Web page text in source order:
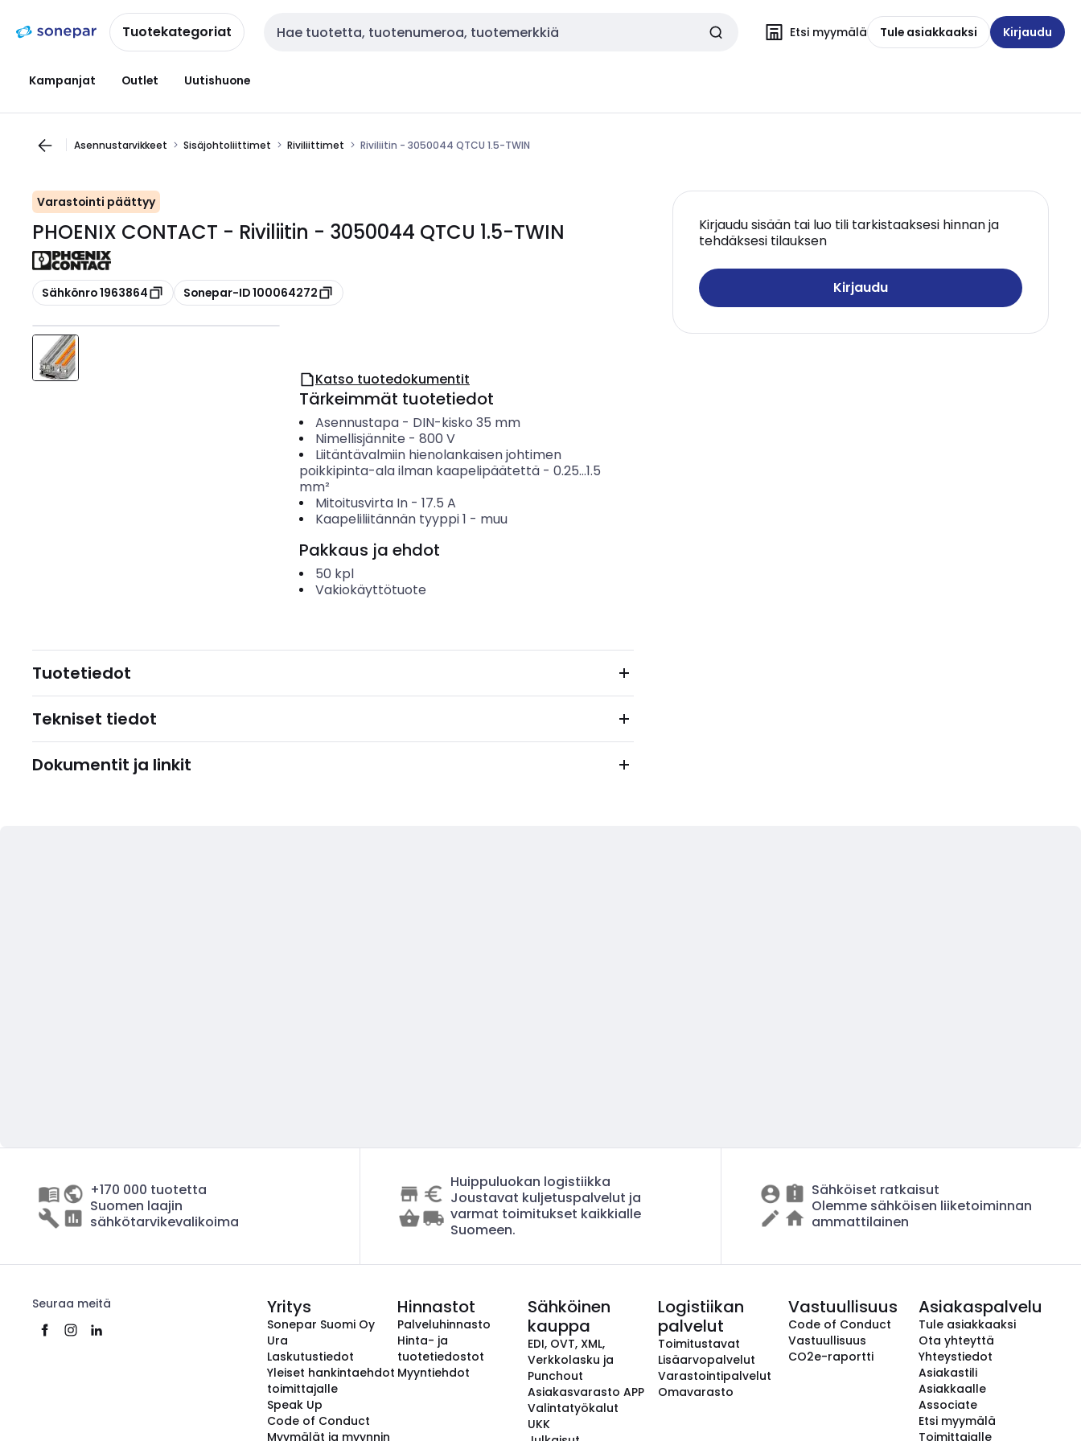
navigointiinsisältöönTuotekategoriat Haku Etsi myymälä Tule asiakkaaksi Kirjaudu
Kampanjat Outlet Uutishuone
Asennustarvikkeet Sisäjohtoliittimet Riviliittimet Riviliitin - 3050044 QTCU 1.5-TWIN
Varastointi päättyy
PHOENIX CONTACT - Riviliitin - 3050044 QTCU 1.5-TWIN
Kopioi
Sähkönro 1963864 Kopioi
Sonepar-ID 100064272
Kirjaudu sisään tai luo tili tarkistaaksesi hinnan ja
tehdäksesi tilauksen
Kirjaudu
Katso tuotedokumentit
Tärkeimmät tuotetiedot
Asennustapa- DIN-kisko 35 mm
Nimellisjännite - 800 V
Liitäntävalmiin hienolankaisen johtimen
poikkipinta-ala ilman kaapelipäätettä - 0.25...1.5
mm²
Mitoitusvirta In- 17.5 A
Kaapeliliitännän tyyppi 1 - muu
Pakkaus ja ehdot
50 kpl
Vakiokäyttötuote
Tuotetiedot
Tekniset tiedot
Dokumentit ja linkit
+170 000 tuotetta
Suomen laajin
sähkötarvikevalikoima
Huippuluokan logistiikka
Joustavat kuljetuspalvelut ja
varmat toimitukset kaikkialle
Suomeen.
Sähköiset ratkaisut
Olemme sähköisen liiketoiminnan
ammattilainen
Seuraa meitä Yritys
Sonepar Suomi Oy
Ura
Laskutustiedot
Yleiset hankintaehdot
toimittajalle
Speak Up
Code of Conduct
Myymälät ja myynnin
Hinnastot
Palveluhinnasto
Hinta- ja
tuotetiedostot
Myyntiehdot
Sähköinen
kauppa
EDI, OVT, XML,
Verkkolasku ja
Punchout
Asiakasvarasto APP
Valintatyökalut
UKK
Logistiikan
palvelut
Toimitustavat
Lisäarvopalvelut
Varastointipalvelut
Omavarasto
Vastuullisuus
Code of Conduct
Vastuullisuus
CO2e-raportti
Asiakaspalvelu
Tule asiakkaaksi
Ota yhteyttä
Yhteystiedot
Asiakastili
Asiakkaalle
Associate
Etsi myymälä
Toimittajalle